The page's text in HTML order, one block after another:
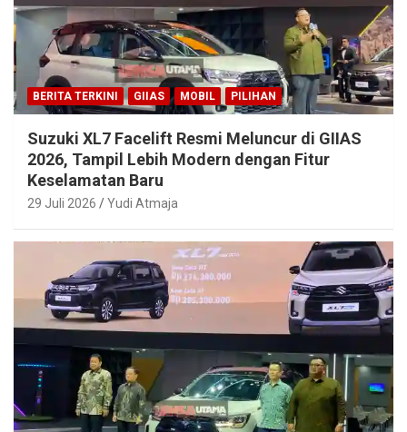
BERITA TERKINI GIIAS MOBIL PILIHAN
Suzuki XL7 Facelift Resmi Meluncur di GIIAS
2026, Tampil Lebih Modern dengan Fitur
Keselamatan Baru
29 Juli 2026 Yudi Atmaja